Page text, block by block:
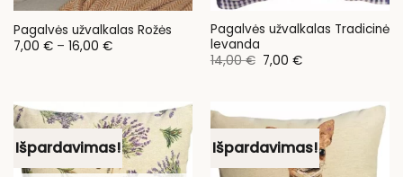
Pagalvės užvalkalas Rožės
7,00 € – 16,00 €Price
Pagalvės užvalkalas Tradicinė
levanda
14,00€ Original
price
7,00 €Current
Išpardavimas! Išpardavimas!